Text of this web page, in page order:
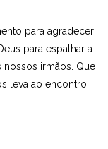
para agradecer
para espalhar a
nossos irmãos. Que
leva ao encontro